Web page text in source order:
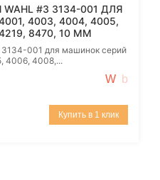
#3 3134-001 ДЛЯ
4003, 4004, 4005,
8470, 10 ММ
3134-001 для машинок серий
4006, 4008,...
Купить в 1 клик